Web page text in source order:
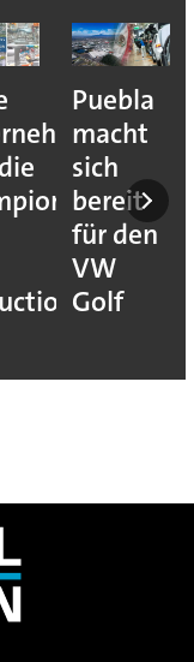
Puebla
macht
sich
bereit
für den
VW
Golf